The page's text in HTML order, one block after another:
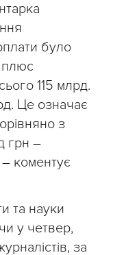
було
плюс
115 млрд.
Це означає
з
грн –
коментує
та науки
у четвер,
за